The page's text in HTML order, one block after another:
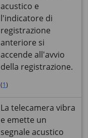
acustico e
l'indicatore di
registrazione
anteriore si
accende all'avvio
della registrazione.
(1)
La telecamera vibra
e emette un
segnale acustico